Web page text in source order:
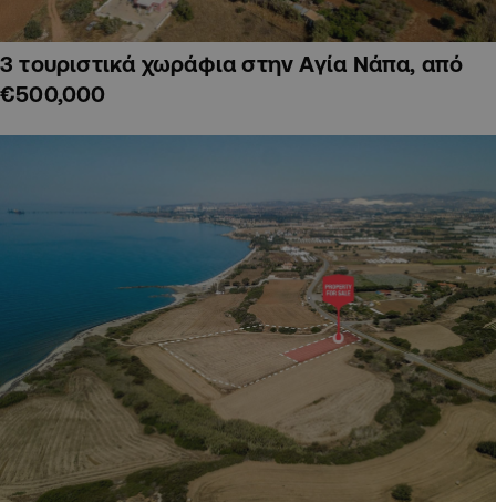
3 τουριστικά χωράφια στην Αγία Νάπα, από
€500,000